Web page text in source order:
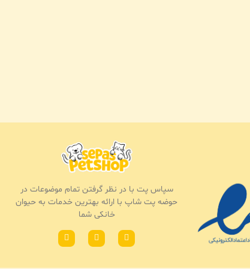
سپاس پت با در نظر گرفتن تمام موضوعات در
حوضه پت شاپ با ارائه بهترین خدمات به حیوان
خانکی شما